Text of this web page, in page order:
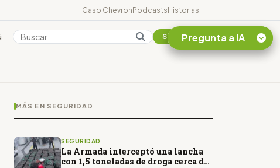
Caso ChevronPodcastsHistorias
Colombia Suscribirse
MÁS EN SEGURIDAD
SEGURIDAD
La Armada interceptó una lancha
con 1,5 toneladas de droga cerca de
Pregunta a IA
¿En que consiste la